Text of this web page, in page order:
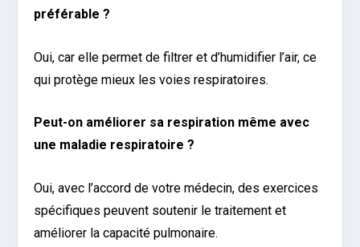
préférable ?
Oui, car elle permet de filtrer et d’humidifier l’air, ce
qui protège mieux les voies respiratoires.
Peut-on améliorer sa respiration même avec
une maladie respiratoire ?
Oui, avec l’accord de votre médecin, des exercices
spécifiques peuvent soutenir le traitement et
améliorer la capacité pulmonaire.